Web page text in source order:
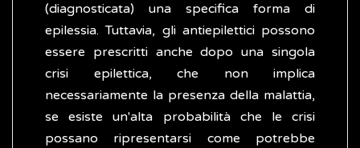
(diagnosticata) una specifica forma di
epilessia. Tuttavia, gli antiepilettici possono
essere prescritti anche dopo una singola
crisi epilettica, che non implica
necessariamente la presenza della malattia,
se esiste un'alta probabilità che le crisi
possano ripresentarsi come potrebbe